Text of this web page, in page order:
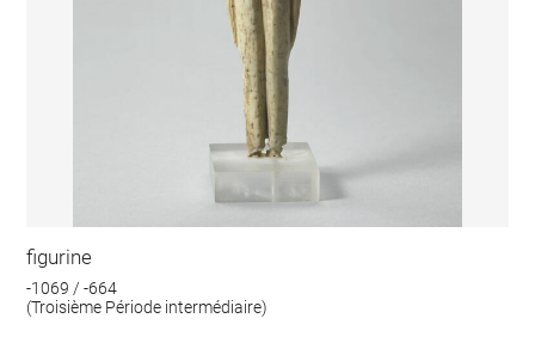
figurine
-1069 / -664
(Troisième Période intermédiaire)